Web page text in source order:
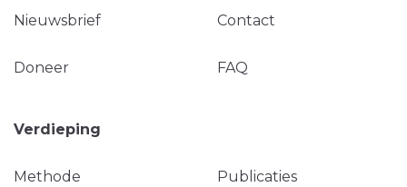
Nieuwsbrief Contact
Doneer FAQ
Verdieping
Methode Publicaties